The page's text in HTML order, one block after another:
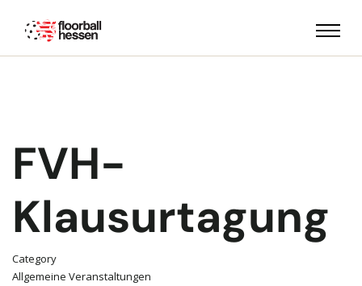
FVH-
Klausurtagung
Category
Allgemeine Veranstaltungen